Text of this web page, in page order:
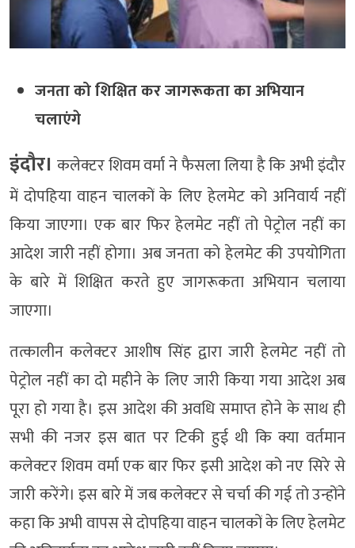
जनता को शिक्षित कर जागरूकता का अभियान
चलाएंगे
इंदौर। कलेक्टर शिवम वर्मा ने फैसला लिया है कि अभी इंदौर
में दोपहिया वाहन चालकों के लिए हेलमेट को अनिवार्य नहीं
किया जाएगा। एक बार फिर हेलमेट नहीं तो पेट्रोल नहीं का
आदेश जारी नहीं होगा। अब जनता को हेलमेट की उपयोगिता
के बारे में शिक्षित करते हुए जागरूकता अभियान चलाया
जाएगा।
तत्कालीन कलेक्टर आशीष सिंह द्वारा जारी हेलमेट नहीं तो
पेट्रोल नहीं का दो महीने के लिए जारी किया गया आदेश अब
पूरा हो गया है। इस आदेश की अवधि समाप्त होने के साथ ही
सभी की नजर इस बात पर टिकी हुई थी कि क्या वर्तमान
कलेक्टर शिवम वर्मा एक बार फिर इसी आदेश को नए सिरे से
जारी करेंगे। इस बारे में जब कलेक्टर से चर्चा की गई तो उन्होंने
कहा कि अभी वापस से दोपहिया वाहन चालकों के लिए हेलमेट